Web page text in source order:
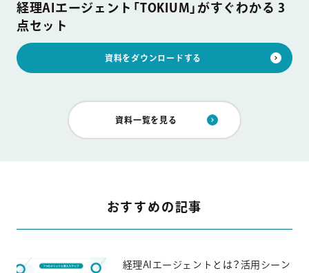
経理AIエージェント「TOKIUM」がすぐわかる 3
点セット
資料をダウンロードする
資料一覧を見る
おすすめの記事
経理AIエージェントとは？活用シーン